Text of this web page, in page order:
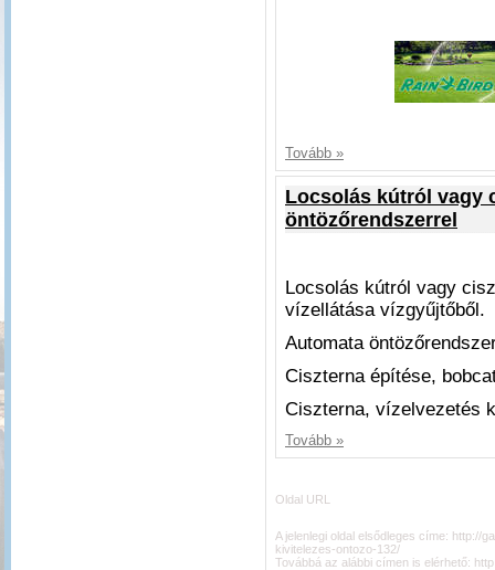
Tovább »
Locsolás kútról vagy
öntözőrendszerrel
Locsolás kútról vagy
vízellátása vízgyűjtőből.
Automata
Ciszterna építése,
Ciszterna, vízelvezetés
Tovább »
Oldal URL
A jelenlegi oldal elsődleges címe: http://
kivitelezes-ontozo-132/
Továbbá az alábbi címen is elérhető: